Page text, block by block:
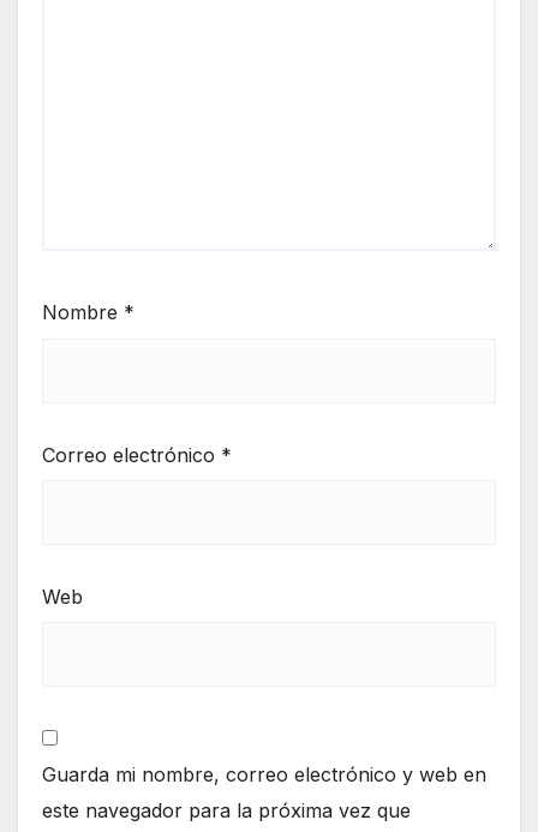
Nombre *
Correo electrónico *
Web
Guarda mi nombre, correo electrónico y web en
este navegador para la próxima vez que